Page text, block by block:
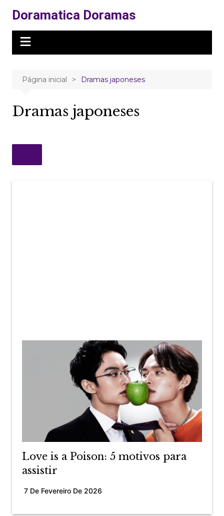
para
conteúdo
Doramatica Doramas
Página inicial Dramas japoneses
Dramas japoneses
Love is a Poison: 5 motivos para
assistir
7 De Fevereiro De 2026